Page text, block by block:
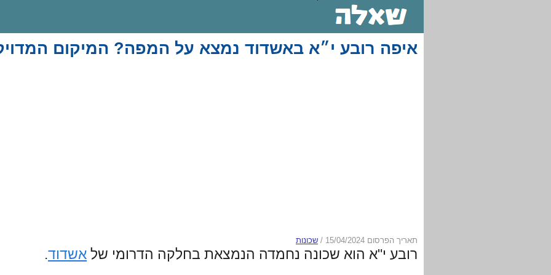
איפה רובע י״א באשדוד נמצא על המפה? המיקום
תאריך הפרסום 15/04/2024 / שכונות
רובע י"א הוא שכונה נחמדה הנמצאת בחלקה הדרומי של אשדוד.